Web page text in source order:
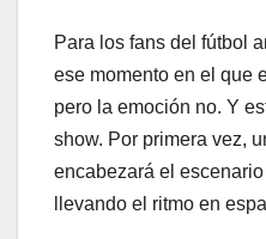
Para los fans del fútbol
ese momento en el que
pero la emoción no. Y
show. Por primera vez,
encabezará el
llevando el ritmo en